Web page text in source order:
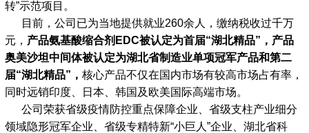
转”示范项目。
目前，公司已为当地提供就业260余人，缴纳税收过千万
元， 产品氨基酸缩合剂 EDC被认定为首届“湖北精品”， 产品
奥美沙坦中间体被认定为湖北省制造业单项冠军产品和第二
届“湖北精品”， 核心产品不仅在国内市场有较高市场占有率，
同时远销印度、日本、韩国及欧美国际高端市场。
公司荣获省级疫情防控重点保障企业、省级支柱产业细分
领域隐形冠军企业、省级专精特新“小巨人”企业、湖北省科